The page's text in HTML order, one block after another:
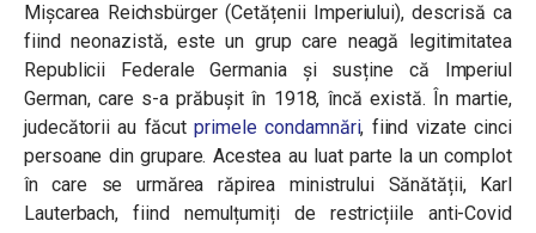
Mișcarea Reichsbürger (Cetățenii Imperiului), descrisă ca
fiind neonazistă, este un grup care neagă legitimitatea
Republicii Federale Germania și susține că Imperiul
German, care s-a prăbușit în 1918, încă există. În martie,
judecătorii au făcutprimele condamnări, fiind vizate cinci
persoane din grupare. Acestea au luat parte la un complot
în care se urmărea răpirea ministrului Sănătății, Karl
Lauterbach, fiind nemulțumiți de restricțiile anti-Covid